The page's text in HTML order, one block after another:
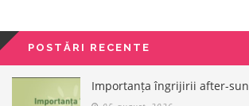
POSTĂRI RECENTE
Importanța îngrijirii after-sun